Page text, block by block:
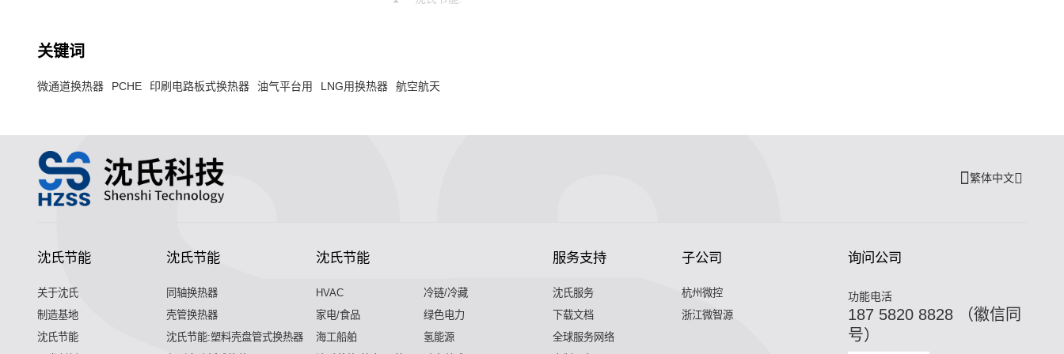
关键词
微通道换热器 PCHE 印刷电路板式换热器 油气平台用 LNG用换热器 航空航天
繁体中文
沈氏节能
关于沈氏
制造基地
沈氏节能
沈氏节能
同轴换热器
壳管换热器
沈氏节能:塑料壳盘管式换热器
沈氏节能
HVAC
冷链/冷藏
家电/食品
绿色电力
海工船舶
氢能源
服务支持
沈氏服务
下载文档
全球服务网络
子公司
杭州微控
浙江微智源
询问公司
功能电活
187 5820 8828 （徽信同
号）